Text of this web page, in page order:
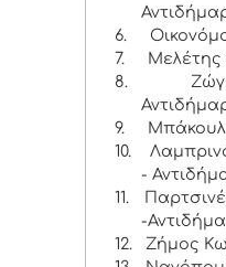
6.
7.
8.
9.
10.
-
11.
-
12.
Ζήμος